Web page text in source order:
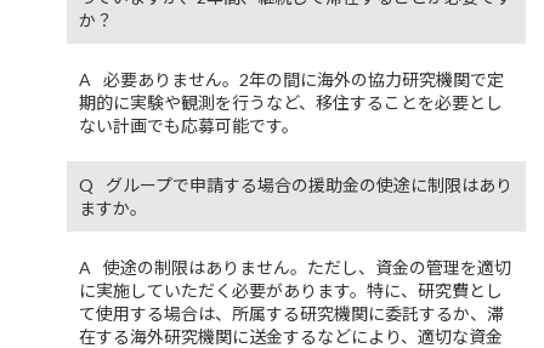
か？
必要ありません。2年の間に海外の協力研究機関で定
期的に実験や観測を行うなど、移住することを必要とし
ない計画でも応募可能です。
グループで申請する場合の援助金の使途に制限はあり
ますか。
使途の制限はありません。ただし、資金の管理を適切
に実施していただく必要があります。特に、研究費とし
て使用する場合は、所属する研究機関に委託するか、滞
在する海外研究機関に送金するなどにより、適切な資金